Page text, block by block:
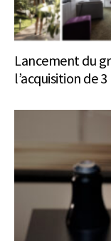
Lancement du
l’acquisition de